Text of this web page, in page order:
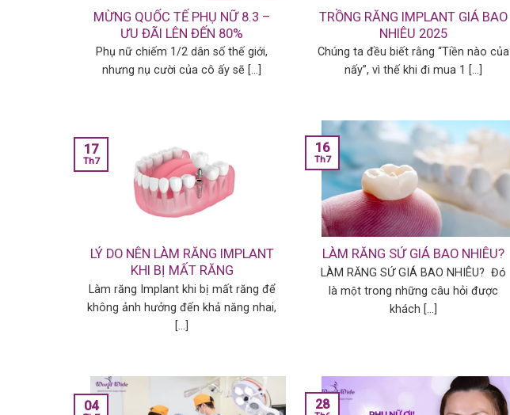
MỪNG QUỐC TẾ PHỤ NỮ 8.3 –
ƯU ĐÃI LÊN ĐẾN 80%
Phụ nữ chiếm 1/2 dân số thế giới,
nhưng nụ cười của cô ấy sẽ [...]
TRỒNG RĂNG IMPLANT GIÁ BAO
NHIÊU 2025
Chúng ta đều biết rằng “Tiền nào của
nấy”, vì thế khi đi mua 1 [...]
LÝ DO NÊN LÀM RĂNG IMPLANT
KHI BỊ MẤT RĂNG
Làm răng Implant khi bị mất răng để
không ảnh hưởng đến khả năng nhai,
[...]
17
Th7
LÀM RĂNG SỨ GIÁ BAO NHIÊU?
LÀM RĂNG SỨ GIÁ BAO NHIÊU? Đó
là một trong những câu hỏi được
khách [...]
16
Th7
04 28